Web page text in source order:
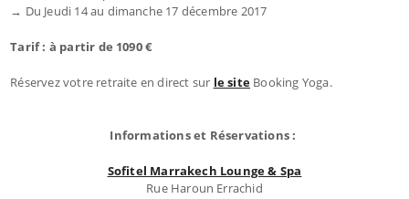
→ Du Jeudi 14 au dimanche 17 décembre 2017
Tarif : à partir de 1090 €
Réservez votre retraite en direct sur le site Booking Yoga.
Informations et Réservations :
Sofitel Marrakech Lounge & Spa
Rue Haroun Errachid